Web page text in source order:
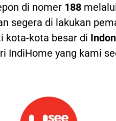
di nomer 188
segera di lakukan
kota-kota besar di
IndiHome yang kami